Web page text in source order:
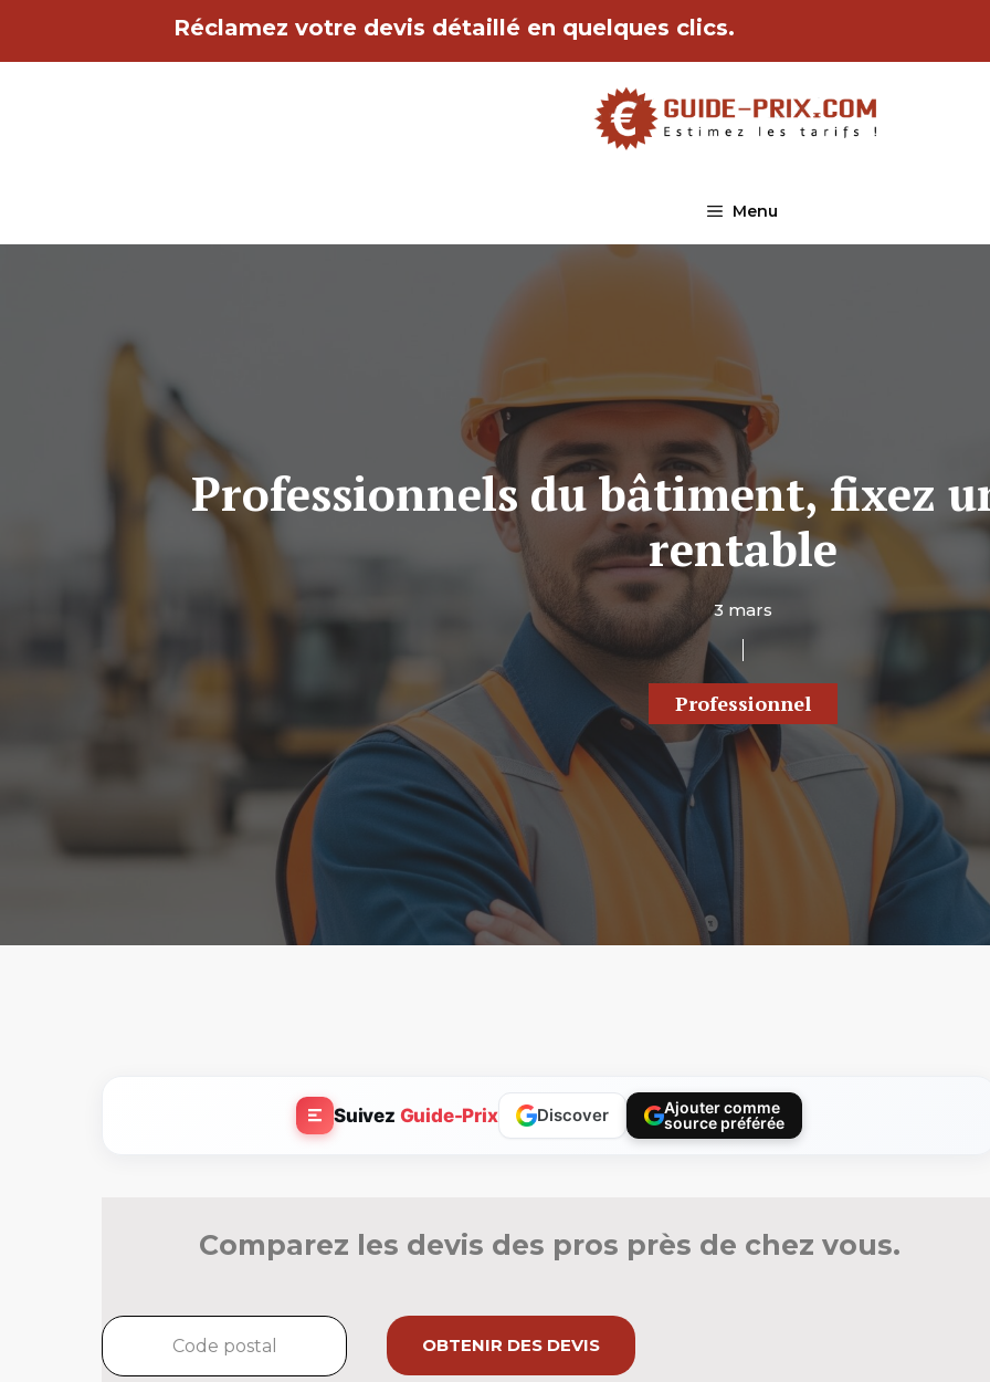
contenu
Réclamez votre devis détaillé en quelques clics.
Menu
Professionnels du bâtiment, fixez
rentable
3 mars
Professionnel
Suivez Guide-Prix Discover
Ajouter comme
source préférée
Comparez les devis des pros près de chez vous.
OBTENIR DES DEVIS